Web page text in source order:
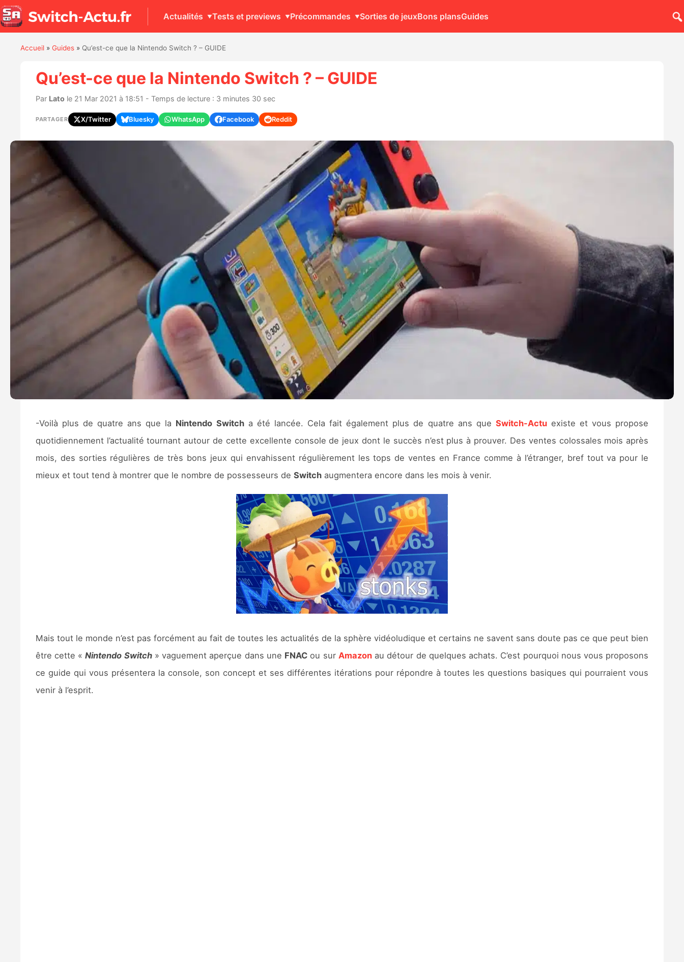
Actualités Tests et previews Précommandes Sorties de jeuxBons plansGuides
Accueil» Guides» Qu’est-ce que la Nintendo Switch ? – GUIDE
Qu’est-ce que la Nintendo Switch ? – GUIDE
Par Latole 21 Mar 2021 à 18:51 - Temps de lecture : 3 minutes 30 sec
PARTAGER X/Twitter Bluesky WhatsApp Facebook Reddit
-Voilà plus de quatre ans que la Nintendo Switcha été lancée. Cela fait également plus de quatre ans que Switch-Actuexiste et vous propose
quotidiennement l’actualité tournant autour de cette excellente console de jeux dont le succès n’est plus à prouver. Des ventes colossales mois après
mois, des sorties régulières de très bons jeux qui envahissent régulièrement les tops de ventes en France comme à l’étranger, bref tout va pour le
mieux et tout tend à montrer que le nombre de possesseurs de Switchaugmentera encore dans les mois à venir.
Mais tout le monde n’est pas forcément au fait de toutes les actualités de la sphère vidéoludique et certains ne savent sans doute pas ce que peut bien
être cette «Nintendo Switch» vaguement aperçue dans une FNAC ou sur Amazonau détour de quelques achats. C’est pourquoi nous vous proposons
ce guide qui vous présentera la console, son concept et ses différentes itérations pour répondre à toutes les questions basiques qui pourraient vous
venir à l’esprit.